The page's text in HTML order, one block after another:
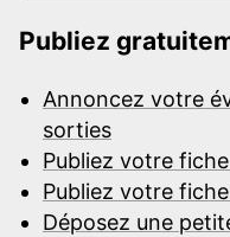
Publiez
Annoncez votre
sorties
Publiez votre
Publiez votre
Déposez une